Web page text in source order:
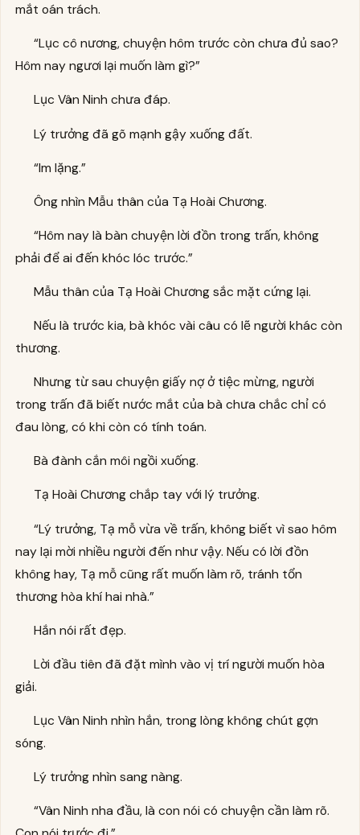
mắt oán trách.
“Lục cô nương, chuyện hôm trước còn chưa đủ sao?
Hôm nay ngươi lại muốn làm gì?”
Lục Vân Ninh chưa đáp.
Lý trưởng đã gõ mạnh gậy xuống đất.
“Im lặng.”
Ông nhìn Mẫu thân của Tạ Hoài Chương.
“Hôm nay là bàn chuyện lời đồn trong trấn, không
phải để ai đến khóc lóc trước.”
Mẫu thân của Tạ Hoài Chương sắc mặt cứng lại.
Nếu là trước kia, bà khóc vài câu có lẽ người khác còn
thương.
Nhưng từ sau chuyện giấy nợ ở tiệc mừng, người
trong trấn đã biết nước mắt của bà chưa chắc chỉ có
đau lòng, có khi còn có tính toán.
Bà đành cắn môi ngồi xuống.
Tạ Hoài Chương chắp tay với lý trưởng.
“Lý trưởng, Tạ mỗ vừa về trấn, không biết vì sao hôm
nay lại mời nhiều người đến như vậy. Nếu có lời đồn
không hay, Tạ mỗ cũng rất muốn làm rõ, tránh tổn
thương hòa khí hai nhà.”
Hắn nói rất đẹp.
Lời đầu tiên đã đặt mình vào vị trí người muốn hòa
giải.
Lục Vân Ninh nhìn hắn, trong lòng không chút gợn
sóng.
Lý trưởng nhìn sang nàng.
“Vân Ninh nha đầu, là con nói có chuyện cần làm rõ.